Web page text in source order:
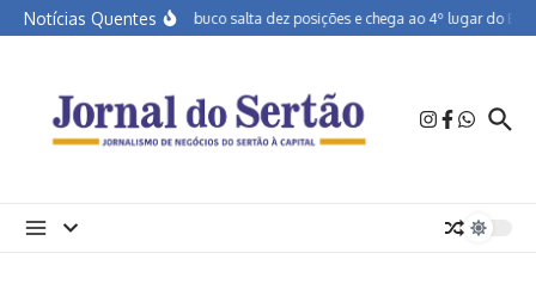
Ir para o conteúdo
Notícias QuentesPernambuco salta dez posições e chega ao 4º lugar do